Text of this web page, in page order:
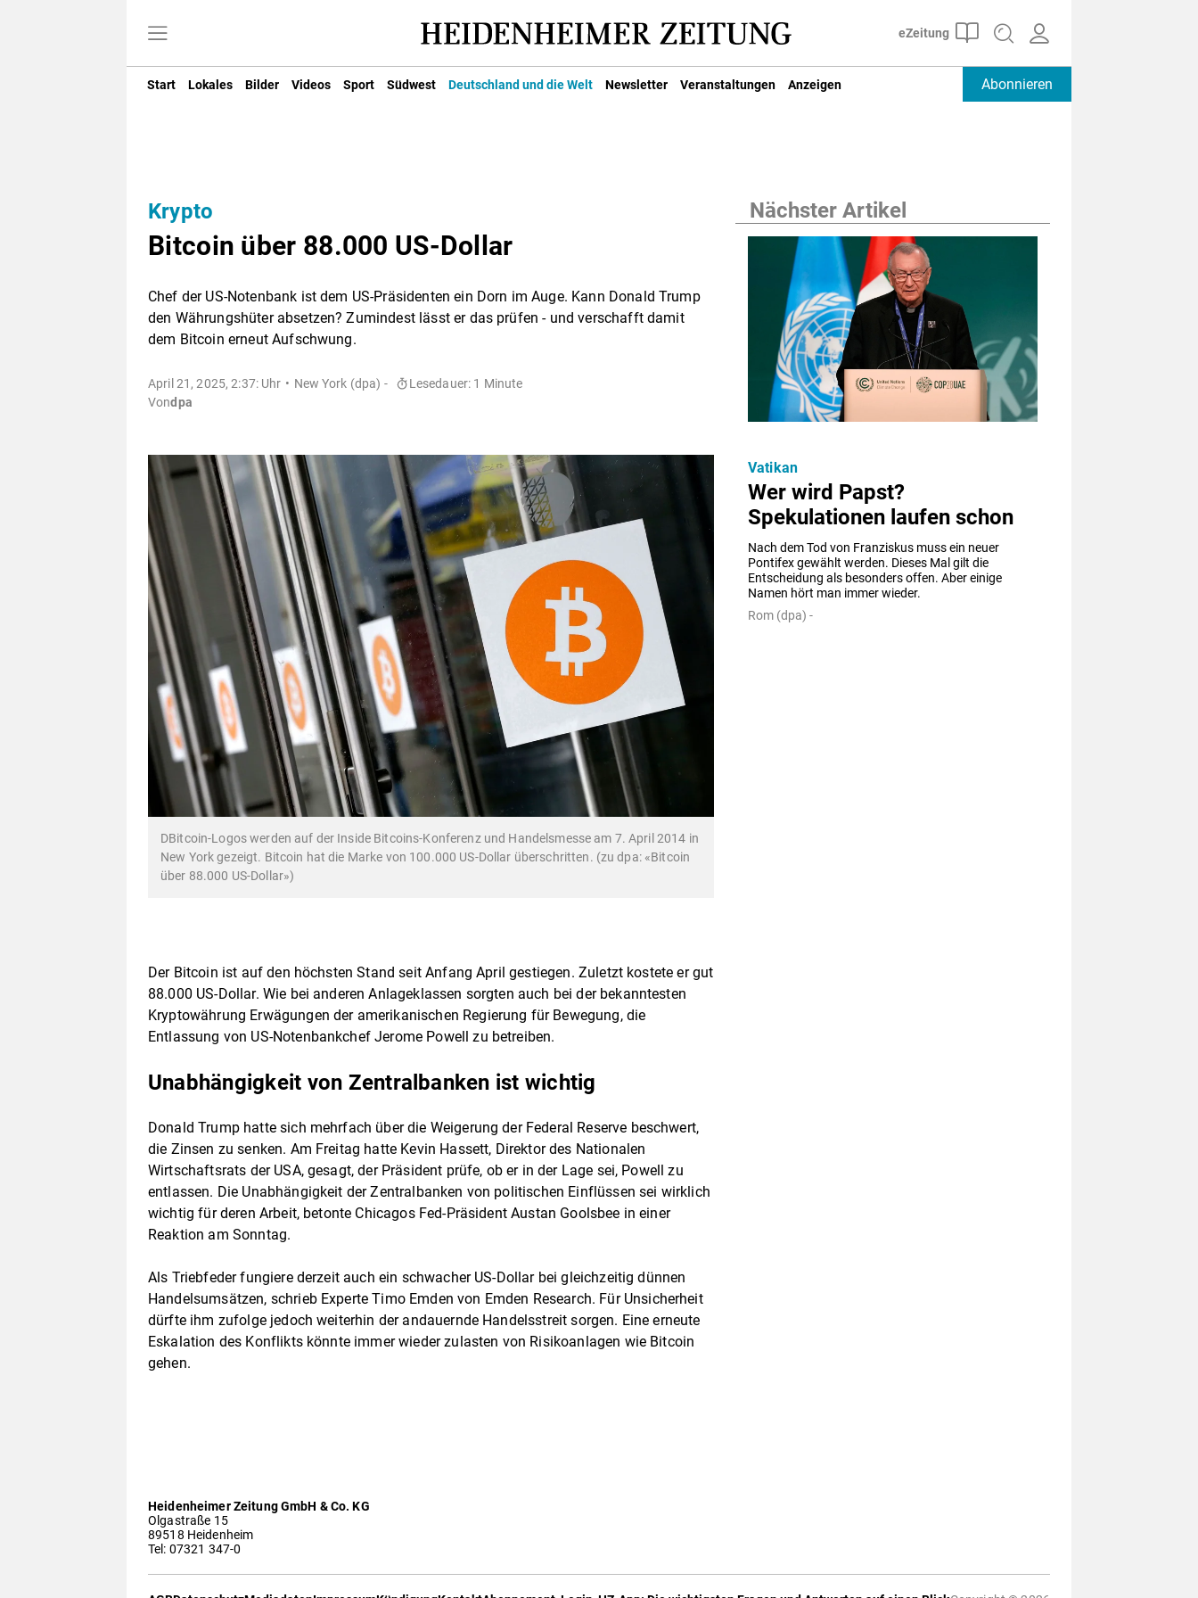
Start Lokales Bilder Videos Sport Südwest Deutschland und die Welt Newsletter Veranstaltungen Anzeigen Abonnieren
Krypto
Bitcoin über 88.000 US-Dollar
Chef der US-Notenbank ist dem US-Präsidenten ein Dorn im Auge. Kann Donald Trump
den Währungshüter absetzen? Zumindest lässt er das prüfen - und verschafft damit
dem Bitcoin erneut Aufschwung.
April 21, 2025, 2:37: Uhr New York (dpa) -
Lesedauer: 1 Minute
Vondpa
DBitcoin-Logos werden auf der Inside Bitcoins-Konferenz und Handelsmesse am 7. April 2014 in
New York gezeigt. Bitcoin hat die Marke von 100.000 US-Dollar überschritten. (zu dpa: «Bitcoin
über 88.000 US-Dollar»)
Der Bitcoin ist auf den höchsten Stand seit Anfang April gestiegen. Zuletzt kostete er gut
88.000 US-Dollar. Wie bei anderen Anlageklassen sorgten auch bei der bekanntesten
Kryptowährung Erwägungen der amerikanischen Regierung für Bewegung, die
Entlassung von US-Notenbankchef Jerome Powell zu betreiben.
Unabhängigkeit von Zentralbanken ist wichtig
Donald Trump hatte sich mehrfach über die Weigerung der Federal Reserve beschwert,
die Zinsen zu senken. Am Freitag hatte Kevin Hassett, Direktor des Nationalen
Wirtschaftsrats der USA, gesagt, der Präsident prüfe, ob er in der Lage sei, Powell zu
entlassen. Die Unabhängigkeit der Zentralbanken von politischen Einflüssen sei wirklich
wichtig für deren Arbeit, betonte Chicagos Fed-Präsident Austan Goolsbee in einer
Reaktion am Sonntag.
Als Triebfeder fungiere derzeit auch ein schwacher US-Dollar bei gleichzeitig dünnen
Handelsumsätzen, schrieb Experte Timo Emden von Emden Research. Für Unsicherheit
dürfte ihm zufolge jedoch weiterhin der andauernde Handelsstreit sorgen. Eine erneute
Eskalation des Konflikts könnte immer wieder zulasten von Risikoanlagen wie Bitcoin
gehen.
Nächster Artikel
Wer wird Papst?
Spekulationen laufen schon
Nach dem Tod von Franziskus muss ein neuer
Pontifex gewählt werden. Dieses Mal gilt die
Entscheidung als besonders offen. Aber einige
Namen hört man immer wieder.
Vatikan
Rom (dpa) -
Heidenheimer Zeitung GmbH & Co. KG
Olgastraße 15
89518 Heidenheim
Tel: 07321 347-0